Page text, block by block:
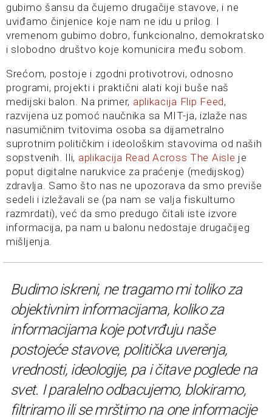
gubimo šansu da čujemo drugačije stavove, i ne
uviđamo činjenice koje nam ne idu u prilog. I
vremenom gubimo dobro, funkcionalno, demokratsko
i slobodno društvo koje komunicira među sobom.
Srećom, postoje i zgodni protivotrovi, odnosno
programi, projekti i praktični alati koji buše naš
medijski balon. Na primer, aplikacija Flip Feed,
razvijena uz pomoć naučnika sa MIT-ja, izlaže nas
nasumičnim tvitovima osoba sa dijametralno
suprotnim političkim i ideološkim stavovima od naših
sopstvenih. Ili, aplikacija Read Across The Aisle je
poput digitalne narukvice za praćenje (medijskog)
zdravlja. Samo što nas ne upozorava da smo previše
sedeli i izležavali se (pa nam se valja fiskulturno
razmrdati), već da smo predugo čitali iste izvore
informacija, pa nam u balonu nedostaje drugačijeg
mišljenja.
Budimo iskreni, ne tragamo mi toliko za
objektivnim informacijama, koliko za
informacijama koje potvrđuju naše
postojeće stavove, politička uverenja,
vrednosti, ideologije, pa i čitave poglede na
svet. I paralelno odbacujemo, blokiramo,
filtriramo ili se mrštimo na one informacije